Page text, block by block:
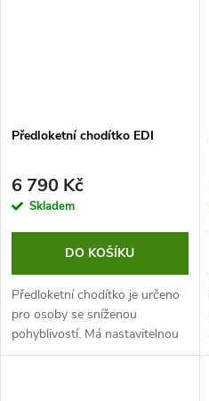
Předloketní chodítko EDI
6 790 Kč
Skladem
DO KOŠÍKU
Předloketní chodítko je určeno
pro osoby se sníženou
pohyblivostí. Má nastavitelnou
výšku madel, přítlačné brzdy s